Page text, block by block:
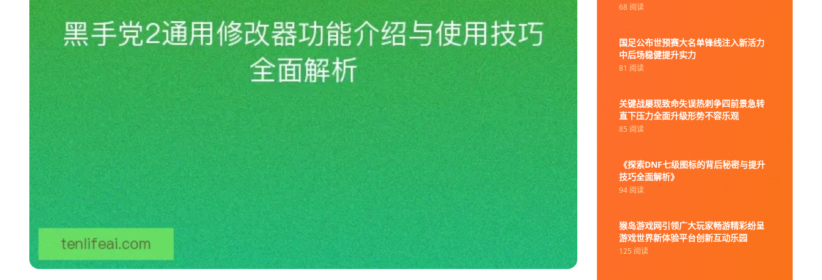
68 阅读
国足公布世预赛大名单锋线注入新活力
中后场稳健提升实力
81 阅读
关键战屡现致命失误热刺争四前景急转
直下压力全面升级形势不容乐观
85 阅读
《探索DNF七级图标的背后秘密与提升
技巧全面解析》
94 阅读
猴岛游戏网引领广大玩家畅游精彩纷呈
游戏世界新体验平台创新互动乐园
125 阅读